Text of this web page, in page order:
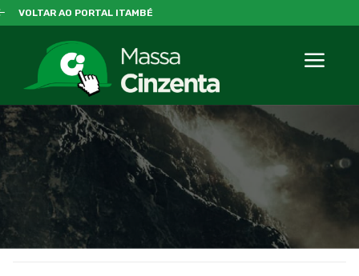
VOLTAR AO PORTAL ITAMBÉ